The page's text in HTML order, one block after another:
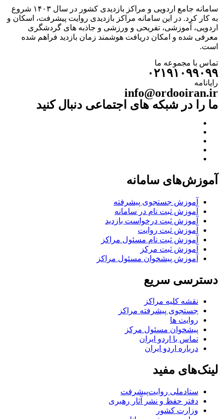
سامانه جامع اردویی و مراکز بازدیدی کشور در سال ۱۴۰۳ شروع
به کار کرد. در این سامانه مراکز بازدیدی روایت پیشرفت، اسکان و
اردویی، آموزشی، تفریحی و ورزشی و جاذبه های گردشگری
معرفی شده و امکان دریافت هوشمند زمان بازدید فراهم شده
است.
تماس با مجموعه ما
۰۲۱۹۱۰۹۹۰۹۹
رایانامه
info@ordooiran.ir
ما را در شبکه های اجتماعی دنبال کنید
آموزش‌های سامانه
آموزش جستجوی پیشرفته
آموزش ثبت نام در سامانه
آموزش ثبت درخواست بازدید
آموزش ثبت روایت
آموزش ثبت نام مسئول مراکز
آموزش ثبت مرکز
آموزش پیشخوان مسئول مراکز
دسترسی سریع
نقشه کلیه مراکز
جستجوی پیشرفته مراکز
روایت ها
پیشخوان مسئول مرکز
تماس با اردو ایران
درباره اردو ایران
لینک‌های مفید
ستاد‌ملی روایت‌پیشرفت
دفتر حفظ و نشر آثار رهبری
وزارت کشور